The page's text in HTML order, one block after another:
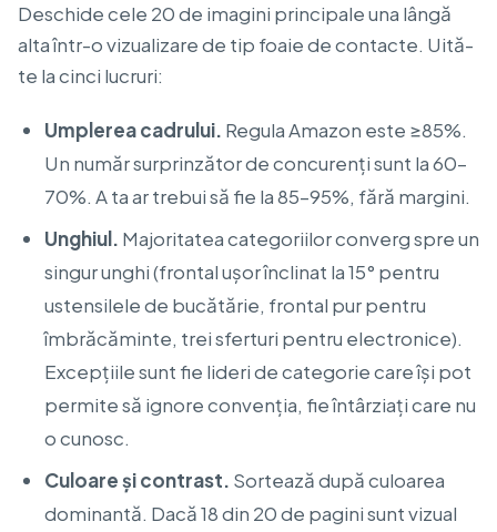
Deschide cele 20 de imagini principale una lângă
alta într-o vizualizare de tip foaie de contacte. Uită-
te la cinci lucruri:
Umplerea cadrului. Regula Amazon este ≥85%.
Un număr surprinzător de concurenți sunt la 60–
70%. A ta ar trebui să fie la 85–95%, fără margini.
Unghiul. Majoritatea categoriilor converg spre un
singur unghi (frontal ușor înclinat la 15° pentru
ustensilele de bucătărie, frontal pur pentru
îmbrăcăminte, trei sferturi pentru electronice).
Excepțiile sunt fie lideri de categorie care își pot
permite să ignore convenția, fie întârziați care nu
o cunosc.
Culoare și contrast. Sortează după culoarea
dominantă. Dacă 18 din 20 de pagini sunt vizual